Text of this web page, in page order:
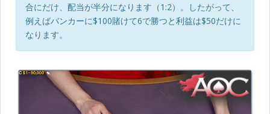
合にだけ、配当が半分になります（1:2）。したがって、
例えばバンカーに$100賭けて6で勝つと利益は$50だけに
なります。